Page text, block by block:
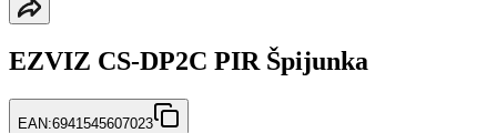
EZVIZ CS-DP2C PIR Špijunka
EAN:6941545607023